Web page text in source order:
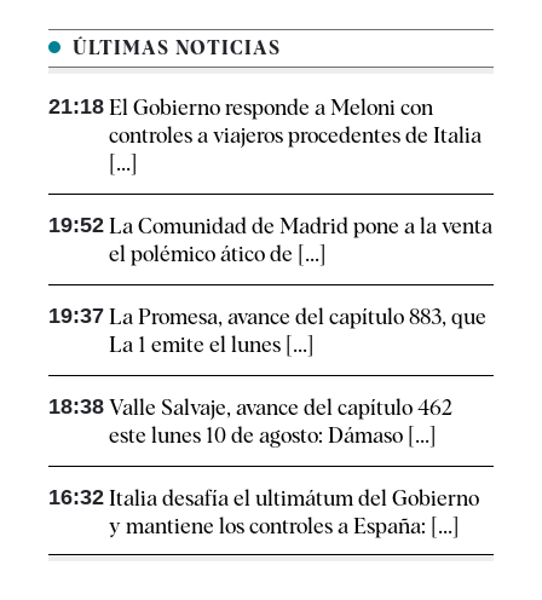
ÚLTIMAS NOTICIAS
21:18 El Gobierno responde a Meloni con
controles a viajeros procedentes de Italia
[...]
19:52 La Comunidad de Madrid pone a la venta
el polémico ático de [...]
19:37 La Promesa, avance del capítulo 883, que
La 1 emite el lunes [...]
18:38 Valle Salvaje, avance del capítulo 462
este lunes 10 de agosto: Dámaso [...]
16:32 Italia desafía el ultimátum del Gobierno
y mantiene los controles a España: [...]